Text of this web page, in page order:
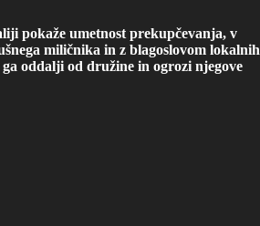
pokaže umetnost prekupčevanja, v
miličnika in z blagoslovom lokalnih
oddalji od družine in ogrozi njegove